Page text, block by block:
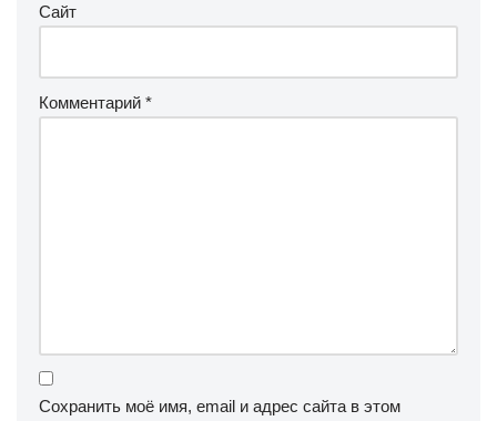
Сайт
Комментарий *
Сохранить моё имя, email и адрес сайта в этом